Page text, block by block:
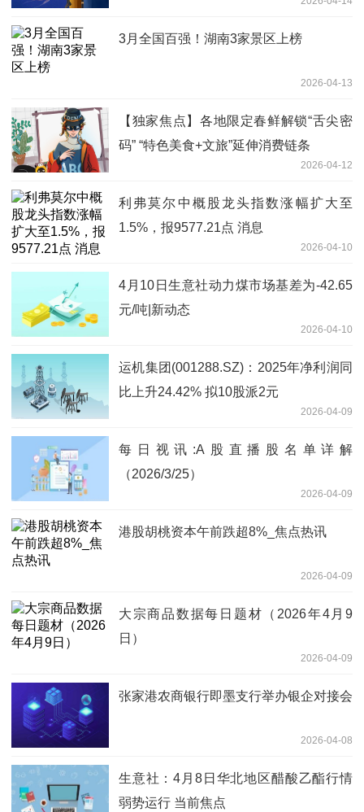
3月全国百强！湖南3家景区上榜
2026-04-13
【独家焦点】各地限定春鲜解锁“舌尖密
码” “特色美食+文旅”延伸消费链条
2026-04-12
利弗莫尔中概股龙头指数涨幅扩大至
1.5%，报9577.21点 消息
2026-04-10
4月10日生意社动力煤市场基差为-42.65
元/吨|新动态
2026-04-10
运机集团(001288.SZ)：2025年净利润同
比上升24.42% 拟10股派2元
2026-04-09
每日视讯:A股直播股名单详解
（2026/3/25）
2026-04-09
港股胡桃资本午前跌超8%_焦点热讯
2026-04-09
大宗商品数据每日题材（2026年4月9
日）​
2026-04-09
张家港农商银行即墨支行举办银企对接会
2026-04-08
生意社：4月8日华北地区醋酸乙酯行情
弱势运行 当前焦点